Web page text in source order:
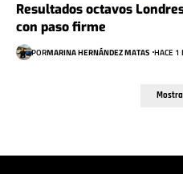
Resultados octavos
con paso firme
PORMARINA HERNÁNDEZ MATAS HACE 1